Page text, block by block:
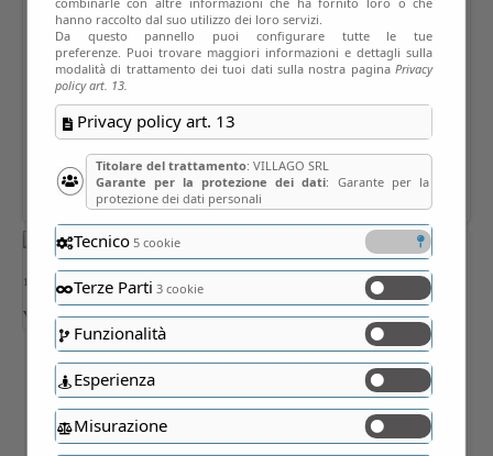
hanno raccolto dal suo utilizzo dei loro servizi.
Da questo pannello puoi configurare tutte le tue
preferenze. Puoi trovare maggiori informazioni e dettagli sulla
modalità di trattamento dei tuoi dati sulla nostra paginaPrivacy
policy art. 13.
Privacy policy art. 13
Titolare del trattamento: VILLAGO SRL
Garante per la protezione dei dati: Garante per la
protezione dei dati personali
Tecnico5 cookie
Terze Parti 3 cookie
Funzionalità
Esperienza
Misurazione